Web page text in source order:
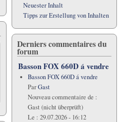
Neuester Inhalt
Tipps zur Erstellung von Inhalten
Derniers commentaires du
forum
Basson FOX 660D á vendre
Basson FOX 660D á vendre
ParGast
Nouveau commentaire de :
Gast (nicht überprüft)
Le : 29.07.2026 - 16:12